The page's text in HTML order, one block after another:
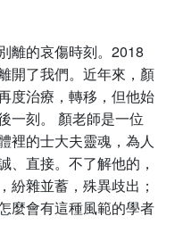
離的哀傷時刻。2018
開了我們。近年來，顏
度治療，轉移，但他始
一刻。 顏老師是一位
裡的士大夫靈魂，為人
、直接。不了解他的，
紛雜並蓄，殊異歧出；
麼會有這種風範的學者